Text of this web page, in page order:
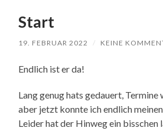
Start
19. FEBRUAR 2022 / KEINE
Endlich ist er da!
Lang genug hats gedauert, Termine
aber jetzt konnte ich endlich
Leider hat der Hinweg ein bisschen